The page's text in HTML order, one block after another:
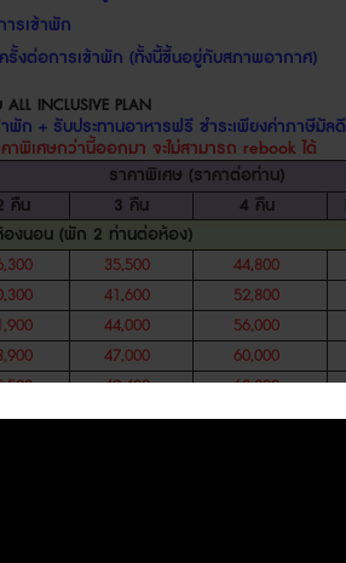
รเข้าพัก
ครั้งต่อการเข้าพัก (ทั้งนี้ขึ้นอยู่กับสภาพอากาศ)
ALL INCLUSIVE PLAN
พัก + รับประทานอาหารฟรี ชำระเพียงค่าภาษีมัล
าพิเศษกว่านี้ออกมา จะไม่สามารถ rebookได้
ราคาพิเศษ (ราคาต่อท่าน)
คืน 3 คืน 4 คืน
องนอน (พัก 2 ท่านต่อห้อง)
35,500 44,800
41,600 52,800
44,000 56,000
47,000 60,000
49,400 63,300
56,600 72,900